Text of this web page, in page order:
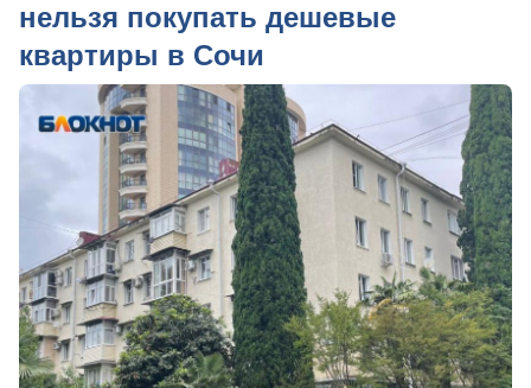
нельзя покупать дешевые
квартиры в Сочи